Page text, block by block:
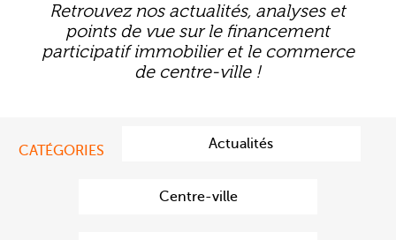
Retrouvez nos actualités, analyses et
points de vue sur le financement
participatif immobilier et le commerce
de centre-ville !
CATÉGORIES Actualités
Centre-ville